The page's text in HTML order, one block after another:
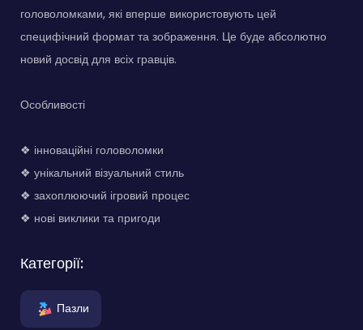
головоломками, які вперше використовують цей
специфічний формат та зображення. Це буде абсолютно
новий досвід для всіх гравців.
Особливості
❖ інноваційні головоломки
❖ унікальний візуальний стиль
❖ захоплюючий ігровий процес
❖ нові виклики та пригоди
Категорії:
Пазли